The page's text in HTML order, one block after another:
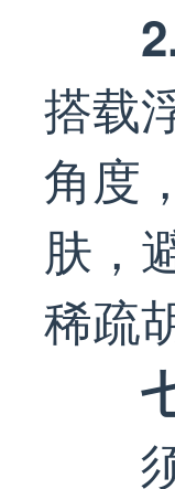
搭载
角度
肤，
稀疏